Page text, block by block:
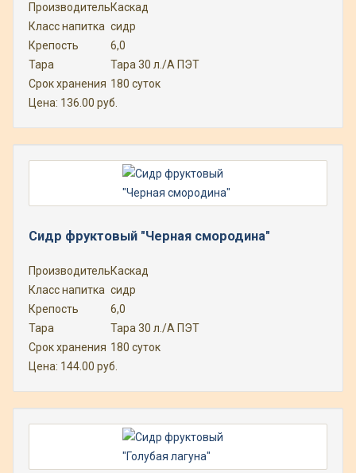
ПроизводительКаскад
Класс напитка сидр
Крепость
6,0
Тара
Тара 30 л./А ПЭТ
Срок хранения 180 суток
Цена: 136.00 руб.
Сидр фруктовый "Черная смородина"
ПроизводительКаскад
Класс напитка сидр
Крепость
6,0
Тара
Тара 30 л./А ПЭТ
Срок хранения 180 суток
Цена: 144.00 руб.